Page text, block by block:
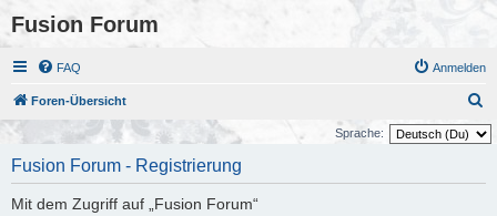
Fusion Forum
FAQ Anmelden
Foren-Übersicht
u
Sprache:
Fusion Forum - Registrierung
Mit dem Zugriff auf „Fusion Forum“